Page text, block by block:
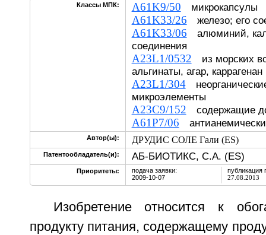
Классы МПК: A61K9/50 микрокапсулы
A61K33/26 железо; его
A61K33/06 алюминий,
соединения
A23L1/0532 из морских
альгинаты, агар, каррагенан
A23L1/304
микроэлементы
A23C9/152 содержащие
A61P7/06
Автор(ы): ДРУДИС СОЛЕ Гали (ES)
Патентообладатель(и): АБ-БИОТИКС, С.А. (ES)
Приоритеты:
подача заявки:
2009-10-07
публикация
27.08.2013
Изобретение относится к
продукту питания, содержащему